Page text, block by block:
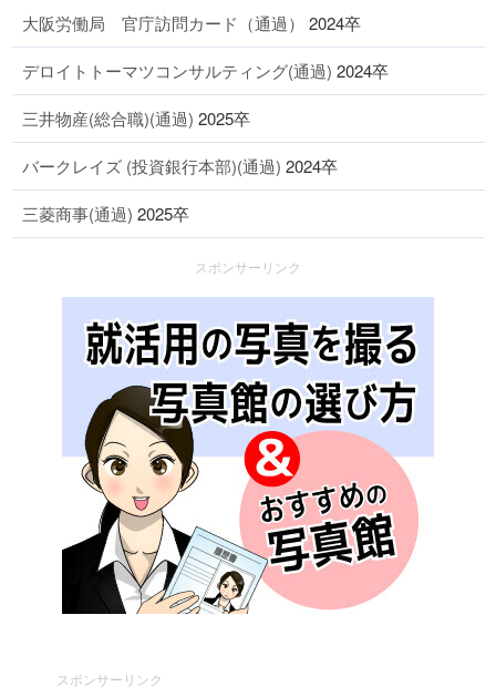
大阪労働局 官庁訪問カード（通過） 2024卒
デロイトトーマツコンサルティング(通過) 2024卒
三井物産(総合職)(通過) 2025卒
バークレイズ (投資銀行本部)(通過) 2024卒
三菱商事(通過) 2025卒
スポンサーリンク
スポンサーリンク